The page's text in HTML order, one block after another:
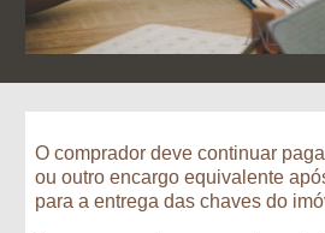
O comprador deve continuar
ou outro encargo equivalente
para a entrega das chaves do